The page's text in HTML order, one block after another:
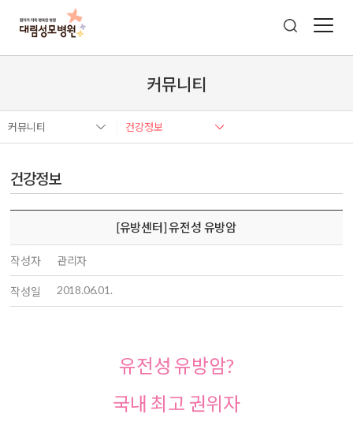
커뮤니티
커뮤니티 건강정보
건강정보
[유방센터] 유전성 유방암
작성자 관리자
작성일 2018.06.01.
유전성 유방암?
국내 최고 권위자